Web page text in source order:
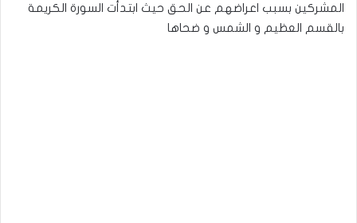
المشركين بسبب اعراضهم عن الحق حيث ابتدأت السورة الكريمة
بالقسم العظيم و الشمس و ضحاها